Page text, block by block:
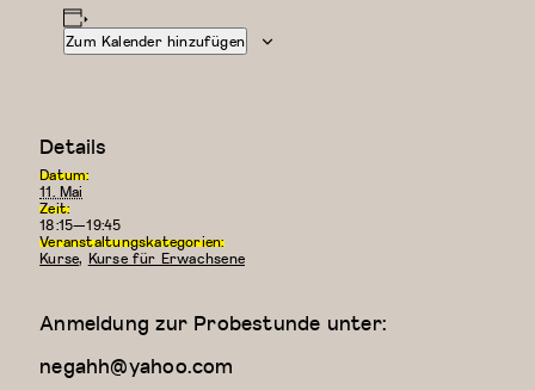
Anmeldung zur Probestunde unter:
negahh@yahoo.com
Zum Kalender hinzufügen
Details
Datum:
11. Mai
Zeit:
18:15—19:45
Veranstaltungskategorien:
Kurse, Kurse für Erwachsene